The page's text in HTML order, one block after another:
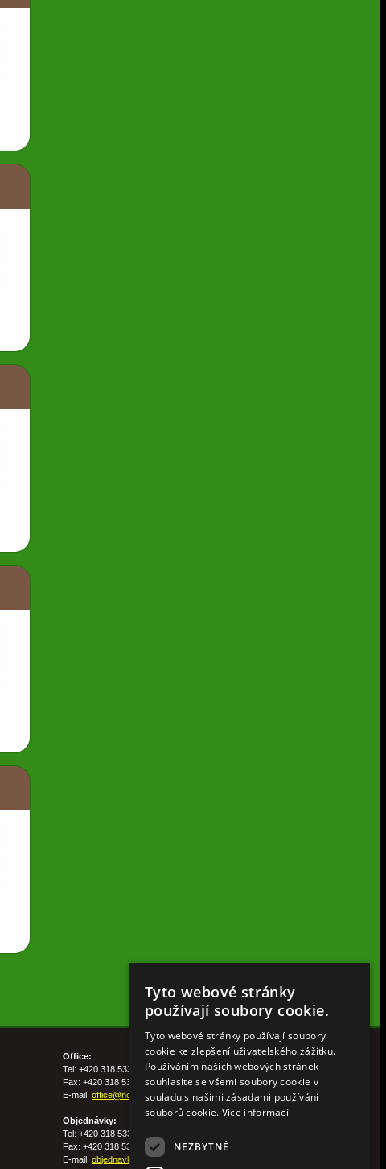
Office:
Tel: +420 318 533 511
Fax: +420 318 533 513
E-mail: office@nohelgarden.cz
Objednávky:
Tel: +420 318 533 533
Fax: +420 318 533 538
E-mail: objednavky@nohelgarden.cz
Tyto webové stránky
používají soubory cookie.
Tyto webové stránky používají soubory
cookie ke zlepšení uživatelského zážitku.
Používáním našich webových stránek
souhlasíte se všemi soubory cookie v
souladu s našimi zásadami používání
souborů cookie. Více informací
NEZBYTNÉ